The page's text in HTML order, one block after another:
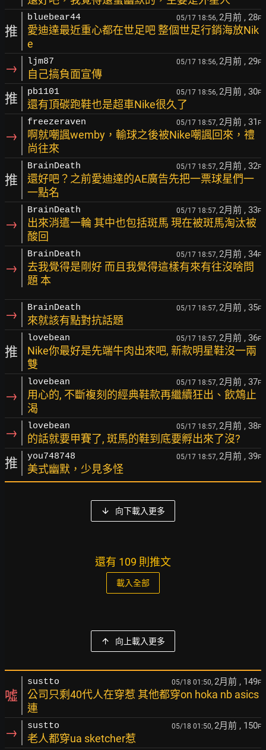
推
bluebear44 05/17 18:56, 2月前 , 28F
愛迪達最近重心都在世足吧 整個世足行銷海放Nik
e
→ ljm87 05/17 18:56, 2月前 , 29F
自己搞負面宣傳
推 pb1101 05/17 18:56, 2月前 , 30F
還有頂碳跑鞋也是超車Nike很久了
→
freezeraven 05/17 18:57, 2月前 , 31 F
啊就嘲諷wemby，輸球之後被Nike嘲諷回來，禮
尚往來
推
BrainDeath 05/17 18:57, 2月前 , 32F
還好吧？之前愛迪達的AE廣告先把一票球星們一
一點名
→
BrainDeath 05/17 18:57, 2月前 , 33F
出來消遣一輪 其中也包括斑馬 現在被斑馬淘汰被
酸回
→
BrainDeath 05/17 18:57, 2月前 , 34F
去我覺得是剛好 而且我覺得這樣有來有往沒啥問
題 本
→ BrainDeath 05/17 18:57, 2月前 , 35F
來就該有點對抗話題
推
lovebean 05/17 18:57, 2月前 , 36F
Nike你最好是先端牛肉出來吧, 新款明星鞋沒一兩
雙
→
lovebean 05/17 18:57, 2月前 , 37F
用心的, 不斷複刻的經典鞋款再繼續狂出、飲鴆止
渴
→ lovebean 05/17 18:57, 2月前 , 38F
的話就要甲賽了, 斑馬的鞋到底要孵出來了沒?
推 you748748 05/17 18:57, 2月前 , 39F
美式幽默，少見多怪
向下載入更多
還有 109 則推文
載入全部
向上載入更多
噓
sustto 05/18 01:50, 2月前 , 149F
公司只剩40代人在穿惹 其他都穿on hoka nb asics
連
→ sustto 05/18 01:50, 2月前 , 150F
老人都穿ua sketcher惹